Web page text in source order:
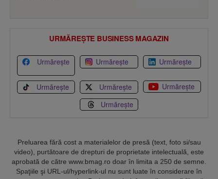
URMĂREȘTE BUSINESS MAGAZIN
Urmărește Urmărește Urmărește
Urmărește Urmărește
Urmărește
Urmărește
Preluarea fără cost a materialelor de presă (text, foto si/sau
video), purtătoare de drepturi de proprietate intelectuală, este
aprobată de către www.bmag.ro doar în limita a 250 de semne.
Spaţiile şi URL-ul/hyperlink-ul nu sunt luate în considerare în